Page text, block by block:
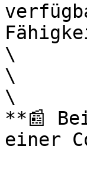
\
\
\
**📰
einer